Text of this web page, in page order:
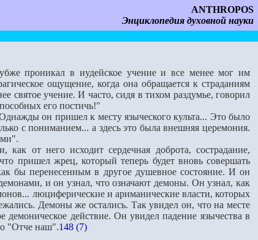
ANTHROPOS
Энциклопедия духовной науки
проникал в иудейское учение и все менее мог им
ощущение, когда она обращается к страданиям
святое учение. И часто, сидя в тихом раздумье, говорил
его постичь!"
он пришел к месту языческого культа... Это было
с пониманием... а здесь это была внешняя церемония.
от него исходит сердечная доброта, сострадание,
пришел жрец, который теперь будет вновь совершать
бы перенесенным в другое душевное состояние. И он
и он узнал, что означают демоны. Он узнал, как
люциферические и ариманические власти, которых
Демоны же остались. Так увидел он, что на месте
демоническое действие. Он увидел падение язычества в
"Отче наш".148 (7)